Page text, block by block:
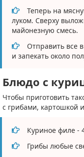
Теперь на
луком. Сверху
майонезную смесь.
Отправить все
и запекать около
Блюдо с
Чтобы приготовить
с грибами, картошкой
Куриное филе -
Грибы любые